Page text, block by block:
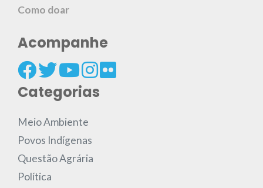
Como doar
Acompanhe
Categorias
Meio Ambiente
Povos Indígenas
Questão Agrária
Política